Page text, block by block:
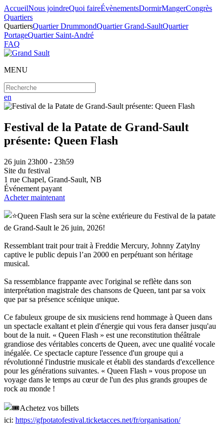
AccueilNous joindreQuoi faireÉvènementsDormirMangerCongrès
Quartiers
QuartiersQuartier DrummondQuartier Grand-SaultQuartier
PortageQuartier Saint-André
FAQ
MENU
en
Festival de la Patate de Grand-Sault
présente: Queen Flash
26 juin 23h00 - 23h59
Site du festival
1 rue Chapel, Grand-Sault, NB
Événement payant
Acheter maintenant
Queen Flash sera sur la scène extérieure du Festival de la patate
de Grand-Sault le 26 juin, 2026!
Ressemblant trait pour trait à Freddie Mercury, Johnny Zatylny
captive le public depuis l’an 2000 en perpétuant son héritage
musical.
Sa ressemblance frappante avec l'original se reflète dans son
interprétation magistrale des chansons de Queen, tant par sa voix
que par sa présence scénique unique.
Ce fabuleux groupe de six musiciens rend hommage à Queen dans
un spectacle exaltant et plein d'énergie qui vous fera danser jusqu'au
bout de la nuit. « Queen Flash » est une reconstitution théâtrale
grandiose des véritables concerts de Queen, avec une qualité vocale
inégalée. Ce spectacle capture l'essence d'un groupe qui a
révolutionné l'industrie musicale et établi des standards d'excellence
pour les générations suivantes. « Queen Flash » vous propose un
voyage dans le temps au cœur de l'un des plus grands groupes de
rock au monde !
Achetez vos billets
ici: https://gfpotatofestival.ticketacces.net/fr/organisation/